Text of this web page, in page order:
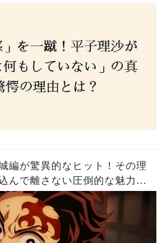
編が驚異的なヒット！その理
んで離さない圧倒的な魅力と